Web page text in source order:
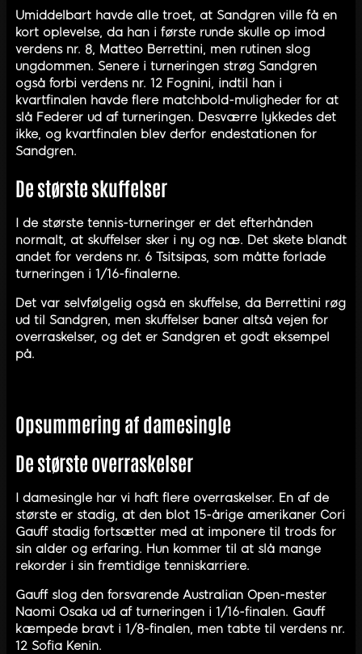
Umiddelbart havde alle troet, at Sandgren ville få en
kort oplevelse, da han i første runde skulle op imod
verdens nr. 8, Matteo Berrettini, men rutinen slog
ungdommen. Senere i turneringen strøg Sandgren
også forbi verdens nr. 12 Fognini, indtil han i
kvartfinalen havde flere matchbold-muligheder for at
slå Federer ud af turneringen. Desværre lykkedes det
ikke, og kvartfinalen blev derfor endestationen for
Sandgren.
De største skuffelser
I de største tennis-turneringer er det efterhånden
normalt, at skuffelser sker i ny og næ. Det skete blandt
andet for verdens nr. 6 Tsitsipas, som måtte forlade
turneringen i 1/16-finalerne.
Det var selvfølgelig også en skuffelse, da Berrettini røg
ud til Sandgren, men skuffelser baner altså vejen for
overraskelser, og det er Sandgren et godt eksempel
på.
Opsummering af damesingle
De største overraskelser
I damesingle har vi haft flere overraskelser. En af de
største er stadig, at den blot 15-årige amerikaner Cori
Gauff stadig fortsætter med at imponere til trods for
sin alder og erfaring. Hun kommer til at slå mange
rekorder i sin fremtidige tenniskarriere.
Gauff slog den forsvarende Australian Open-mester
Naomi Osaka ud af turneringen i 1/16-finalen. Gauff
kæmpede bravt i 1/8-finalen, men tabte til verdens nr.
12 Sofia Kenin.